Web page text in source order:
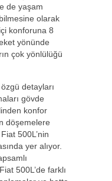
de yaşam
olarak
konforuna 8
yönünde
çok yönlülüğü
detayları
gövde
konfor
döşemelere
500L’nin
yer alıyor.
500L’de farklı